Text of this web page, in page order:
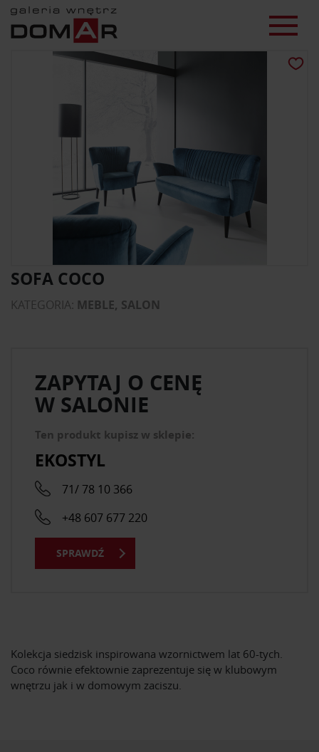
SOFA COCO
KATEGORIA: MEBLE, SALON
Kolekcja siedzisk inspirowana wzornictwem lat 60-tych.
Coco równie efektownie zaprezentuje się w klubowym
wnętrzu jak i w domowym zaciszu.
ZAPYTAJ O CENĘ
W SALONIE
Ten produkt kupisz w sklepie:
EKOSTYL
71/ 78 10 366
+48 607 677 220
SPRAWDŹ